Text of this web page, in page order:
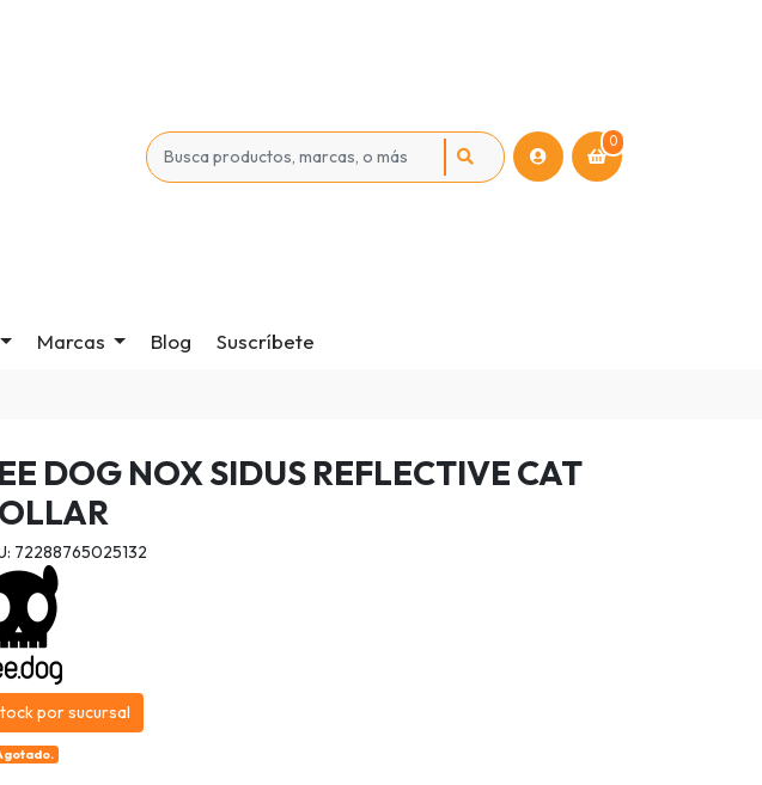
0
Marcas Blog Suscríbete
DOG NOX SIDUS REFLECTIVE CAT
72288765025132
por sucursal